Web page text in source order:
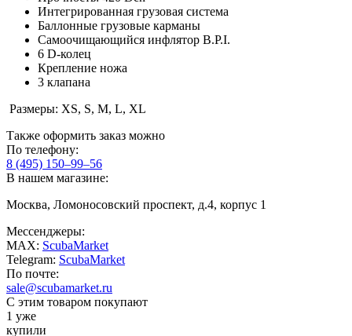
Интегрированная грузовая система
Баллонные грузовые карманы
Самоочищающийся инфлятор B.P.I.
6 D-колец
Крепление ножа
3 клапана
Размеры: XS, S, M, L, XL
Также оформить заказ можно
По телефону:
8 (495) 150–99–56
В нашем магазине:
Москва, Ломоносовский проспект, д.4, корпус 1
Мессенджеры:
MAX: ScubaMarket
Telegram: ScubaMarket
По почте:
sale@scubamarket.ru
С этим товаром покупают
1 уже
купили